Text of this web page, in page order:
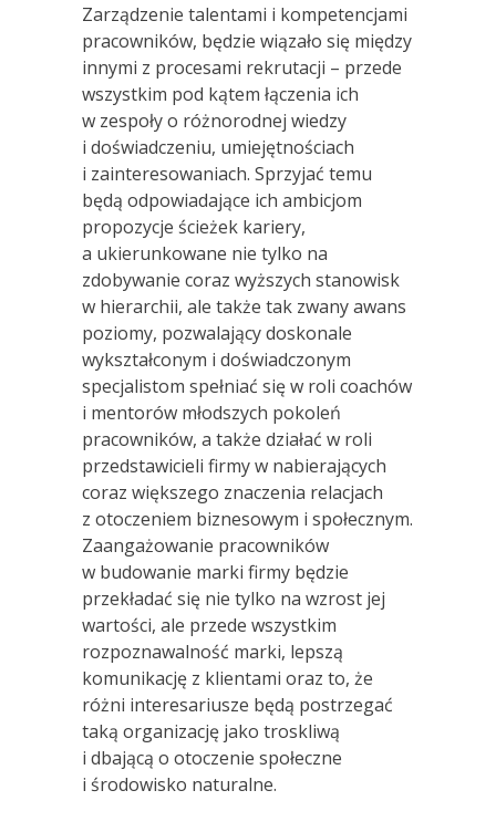
Zarządzenie talentami i kompetencjami
pracowników, będzie wiązało się między
innymi z procesami rekrutacji – przede
wszystkim pod kątem łączenia ich
w zespoły o różnorodnej wiedzy
i doświadczeniu, umiejętnościach
i zainteresowaniach. Sprzyjać temu
będą odpowiadające ich ambicjom
propozycje ścieżek kariery,
a ukierunkowane nie tylko na
zdobywanie coraz wyższych stanowisk
w hierarchii, ale także tak zwany awans
poziomy, pozwalający doskonale
wykształconym i doświadczonym
specjalistom spełniać się w roli coachów
i mentorów młodszych pokoleń
pracowników, a także działać w roli
przedstawicieli firmy w nabierających
coraz większego znaczenia relacjach
z otoczeniem biznesowym i społecznym.
Zaangażowanie pracowników
w budowanie marki firmy będzie
przekładać się nie tylko na wzrost jej
wartości, ale przede wszystkim
rozpoznawalność marki, lepszą
komunikację z klientami oraz to, że
różni interesariusze będą postrzegać
taką organizację jako troskliwą
i dbającą o otoczenie społeczne
i środowisko naturalne.